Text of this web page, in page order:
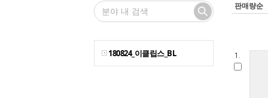
180824_이클립스_BL
판매량순
1.